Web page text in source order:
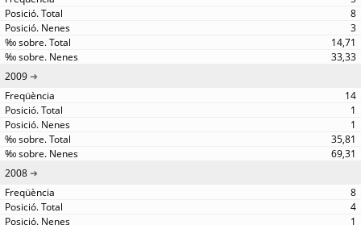
8
3
14,71
33,33
2009
14
1
1
35,81
69,31
2008
8
4
1